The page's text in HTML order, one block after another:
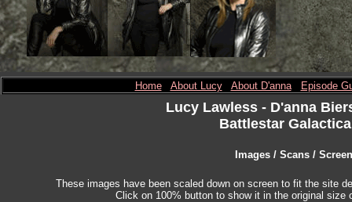
Home About Lucy About D'anna Episode
Lucy Lawless - D'anna
Battlestar
Images / Scans /
These images have been scaled down on screen to fit the site
Click on 100% button to show it in the original